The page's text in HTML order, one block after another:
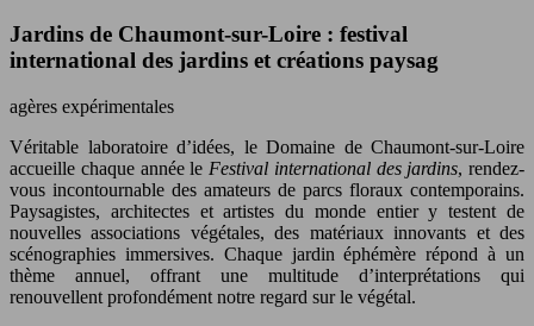
Jardins de Chaumont-sur-Loire : festival
international des jardins et créations paysag
agères expérimentales
Véritable laboratoire d’idées, le Domaine de Chaumont-sur-Loire
accueille chaque année le Festival international des jardins, rendez-
vous incontournable des amateurs de parcs floraux contemporains.
Paysagistes, architectes et artistes du monde entier y testent de
nouvelles associations végétales, des matériaux innovants et des
scénographies immersives. Chaque jardin éphémère répond à un
thème annuel, offrant une multitude d’interprétations qui
renouvellent profondément notre regard sur le végétal.